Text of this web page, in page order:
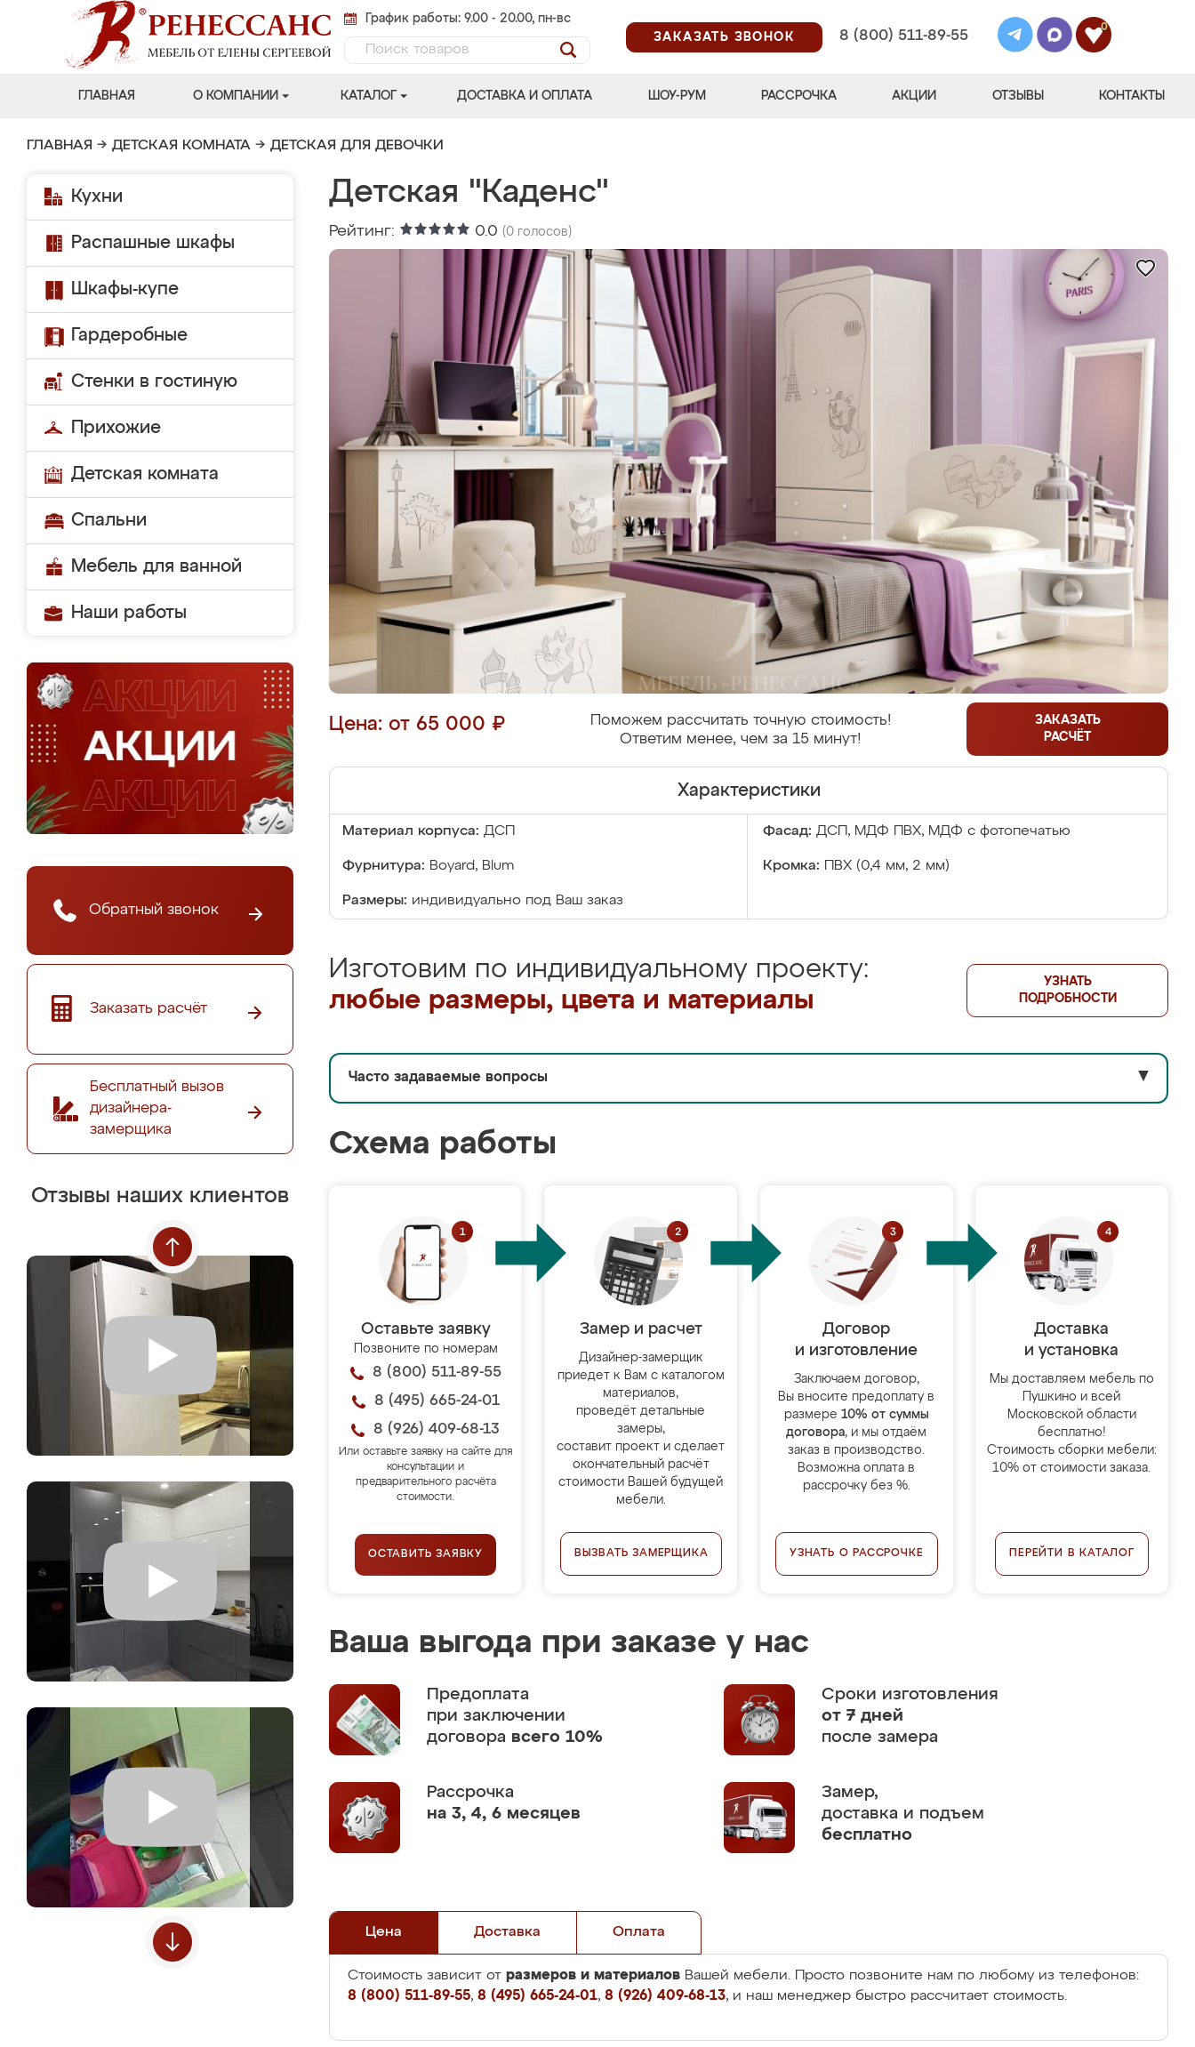
График работы: 9.00 - 20.00, пн-вс
ЗАКАЗАТЬ ЗВОНОК
8 (800) 511-89-55
0
ГЛАВНАЯ О КОМПАНИИ КАТАЛОГ ДОСТАВКА И ОПЛАТА ШОУ-РУМ РАССРОЧКА АКЦИИ ОТЗЫВЫ КОНТАКТЫ
ГЛАВНАЯ → ДЕТСКАЯ КОМНАТА → ДЕТСКАЯ ДЛЯ ДЕВОЧКИ
Кухни
Распашные шкафы
Шкафы-купе
Гардеробные
Стенки в гостиную
Прихожие
Детская комната
Спальни
Мебель для ванной
Наши работы
Обратный звонок
Заказать расчёт
Бесплатный вызов
дизайнера-
замерщика
Отзывы наших клиентов
Детская "Каденс"
Рейтинг: 0.0 (0 голосов)
Цена: от 65 000 ₽
Поможем рассчитать точную стоимость!
Ответим менее, чем за 15 минут!
ЗАКАЗАТЬ
РАСЧЁТ
Характеристики
Материал корпуса: ДСП Фасад: ДСП, МДФ ПВХ, МДФ с фотопечатью
Фурнитура: Boyard, Blum Кромка: ПВХ (0,4 мм, 2 мм)
Размеры: индивидуально под Ваш заказ
Изготовим по индивидуальному проекту:
любые размеры, цвета и материалы
УЗНАТЬ
ПОДРОБНОСТИ
Часто задаваемые вопросы ▼
Схема работы
Оставьте заявку
Позвоните по номерам
8 (800) 511-89-55
8 (495) 665-24-01
8 (926) 409-68-13
Или оставьте заявку на сайте для
консультации и
предварительного расчёта
стоимости.
ОСТАВИТЬ ЗАЯВКУ
Замер и расчет
Дизайнер-замерщик
приедет к Вам с каталогом
материалов,
проведёт детальные
замеры,
составит проект и сделает
окончательный расчёт
стоимости Вашей будущей
мебели.
ВЫЗВАТЬ ЗАМЕРЩИКА
Договор
и изготовление
Заключаем договор,
Вы вносите предоплату в
размере 10% от суммы
договора, и мы отдаём
заказ в производство.
Возможна оплата в
рассрочку без %.
УЗНАТЬ О РАССРОЧКЕ
Доставка
и установка
Мы доставляем мебель по
Пушкино и всей
Московской области
бесплатно!
Стоимость сборки мебели:
10% от стоимости заказа.
ПЕРЕЙТИ В КАТАЛОГ
Ваша выгода при заказе у нас
Предоплата
при заключении
договора всего 10%
Сроки изготовления
от 7 дней
после замера
Рассрочка
на 3, 4, 6 месяцев
Замер,
доставка и подъем
бесплатно
Цена Доставка Оплата
Стоимость зависит от размеров и материалов Вашей мебели. Просто позвоните нам по любому из телефонов:
8 (800) 511-89-55, 8 (495) 665-24-01, 8 (926) 409-68-13, и наш менеджер быстро рассчитает стоимость.